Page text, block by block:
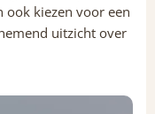
ook kiezen voor een
uitzicht over